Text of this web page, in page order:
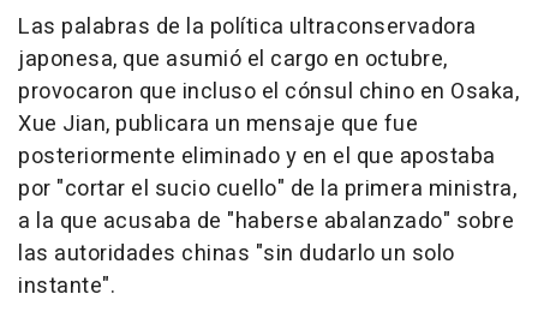
Las palabras de la política ultraconservadora
japonesa, que asumió el cargo en octubre,
provocaron que incluso el cónsul chino en Osaka,
Xue Jian, publicara un mensaje que fue
posteriormente eliminado y en el que apostaba
por "cortar el sucio cuello" de la primera ministra,
a la que acusaba de "haberse abalanzado" sobre
las autoridades chinas "sin dudarlo un solo
instante".